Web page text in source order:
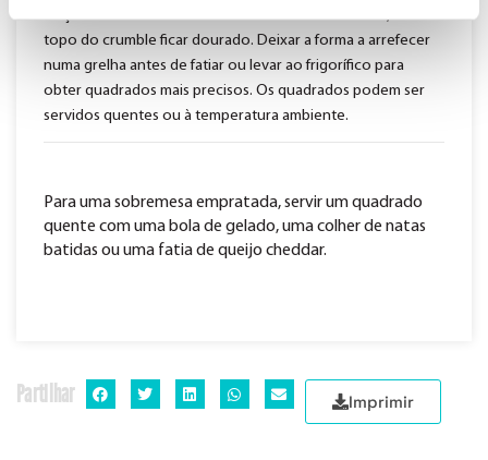
topo do crumble ficar dourado. Deixar a forma a arrefecer
numa grelha antes de fatiar ou levar ao frigorífico para
obter quadrados mais precisos. Os quadrados podem ser
servidos quentes ou à temperatura ambiente.
Para uma sobremesa empratada, servir um quadrado
quente com uma bola de gelado, uma colher de natas
batidas ou uma fatia de queijo cheddar.
Partilhar Imprimir